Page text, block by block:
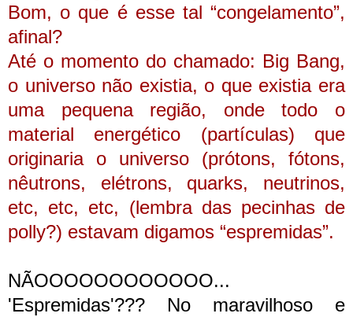
Bom, o que é esse tal “congelamento”,
afinal?
Até o momento do chamado: Big Bang,
o universo não existia, o que existia era
uma pequena região, onde todo o
material energético (partículas) que
originaria o universo (prótons, fótons,
nêutrons, elétrons, quarks, neutrinos,
etc, etc, etc, (lembra das pecinhas de
polly?) estavam digamos “espremidas”.
NÃOOOOOOOOOOOO...
'Espremidas'??? No maravilhoso e